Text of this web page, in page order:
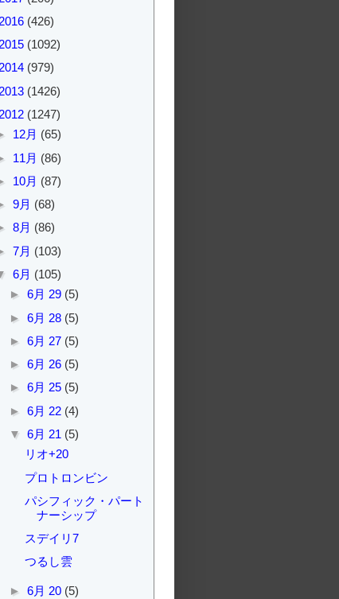
2016 (426)
2015 (1092)
2014 (979)
2013 (1426)
2012 (1247)
12月 (65)
11月 (86)
10月 (87)
9月 (68)
8月 (86)
7月 (103)
6月 (105)
► 6月 29 (5)
► 6月 28 (5)
► 6月 27 (5)
► 6月 26 (5)
► 6月 25 (5)
► 6月 22 (4)
▼ 6月 21 (5)
リオ+20
プロトロンビン
パシフィック・パート
ナーシップ
スデイリ7
つるし雲
► 6月 20 (5)